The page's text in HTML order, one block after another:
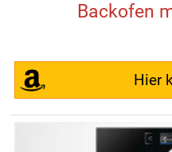
Backofen
Hier